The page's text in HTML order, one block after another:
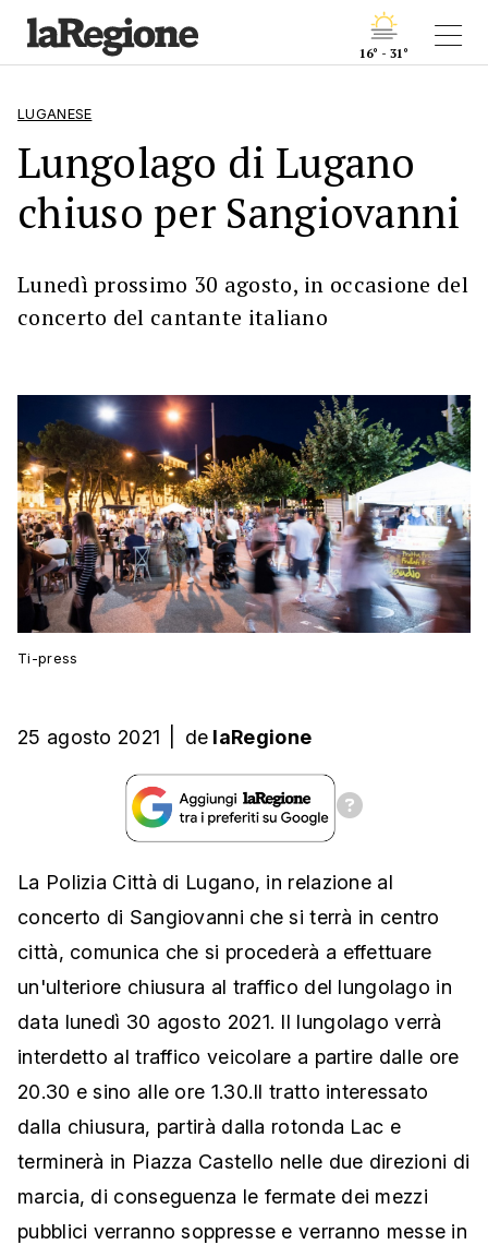
16° - 31°
LUGANESE
Lungolago di Lugano
chiuso per Sangiovanni
Lunedì prossimo 30 agosto, in occasione del
concerto del cantante italiano
Ti-press
25 agosto 2021 de laRegione
La Polizia Città di Lugano, in relazione al
concerto di Sangiovanni che si terrà in centro
città, comunica che si procederà a effettuare
un'ulteriore chiusura al traffico del lungolago in
data lunedì 30 agosto 2021. Il lungolago verrà
interdetto al traffico veicolare a partire dalle ore
20.30 e sino alle ore 1.30.Il tratto interessato
dalla chiusura, partirà dalla rotonda Lac e
terminerà in Piazza Castello nelle due direzioni di
marcia, di conseguenza le fermate dei mezzi
pubblici verranno soppresse e verranno messe in